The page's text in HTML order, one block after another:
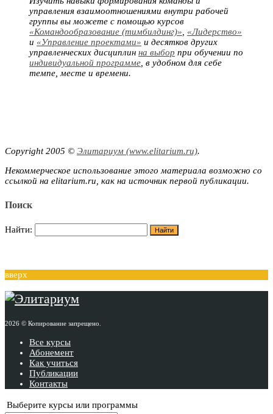
управления взаимоотношениями внутри рабочей
группы вы можете с помощью курсов
«Командообразование (тимбилдинг)», «Лидерство»
и «Управление проектами» и десятков других
управленческих дисциплин на выбор при обучении по
индивидуальной программе, в удобном для себе
темпе, месте и времени.
Copyright 2005 © Элитариум (www.elitarium.ru).
Некоммерческое использование этого материала возможно со
ссылкой на elitarium.ru, как на источник первой публикации.
Поиск
Найти:
вверх
2026 © Копирование запрещено.
Все курсы
Абонемент
Как учиться
Публикации
Контакты
Выберите курсы или программы